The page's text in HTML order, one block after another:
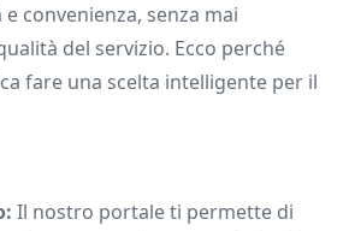
convenienza, senza mai
del servizio. Ecco perché
fare una scelta intelligente per il
Il nostro portale ti permette di